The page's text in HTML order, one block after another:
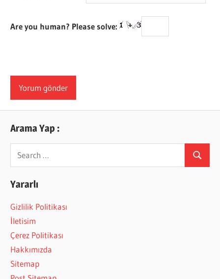
Are you human? Please solve:
Arama Yap :
Search
for:
Search
Yararlı
Gizlilik Politikası
İletisim
Çerez Politikası
Hakkımızda
Sitemap